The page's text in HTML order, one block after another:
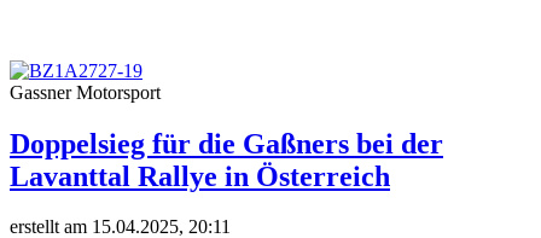
Gassner Motorsport
Doppelsieg für die Gaßners bei der
Lavanttal Rallye in Österreich
erstellt am 15.04.2025, 20:11